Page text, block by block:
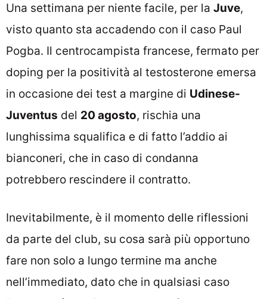
Una settimana per niente facile, per la Juve,
visto quanto sta accadendo con il caso Paul
Pogba. Il centrocampista francese, fermato per
doping per la positività al testosterone emersa
in occasione dei test a margine di Udinese-
Juventus del 20 agosto, rischia una
lunghissima squalifica e di fatto l’addio ai
bianconeri, che in caso di condanna
potrebbero rescindere il contratto.
Inevitabilmente, è il momento delle riflessioni
da parte del club, su cosa sarà più opportuno
fare non solo a lungo termine ma anche
nell’immediato, dato che in qualsiasi caso